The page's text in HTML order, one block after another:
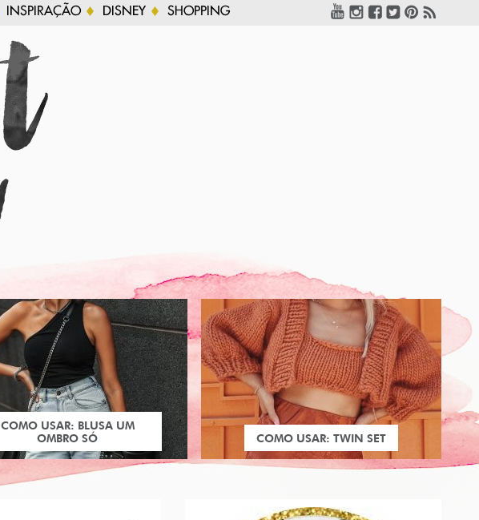
INSPIRAÇÃO DISNEY SHOPPING
COMO USAR: BLUSA UM
OMBRO SÓ
COMO USAR: TWIN SET